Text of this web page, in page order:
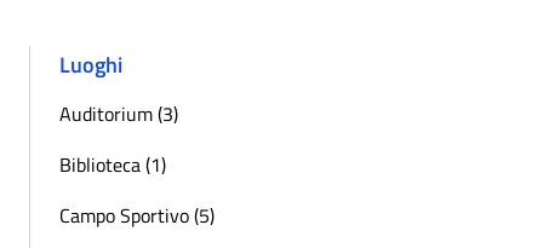
Luoghi
Auditorium (3)
Biblioteca (1)
Campo Sportivo (5)